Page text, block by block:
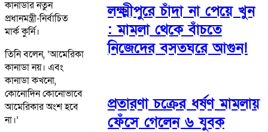
কানাডার নতুন
প্রধানমন্ত্রী-নির্বাচিত
মার্ক কুর্নি।
তিনি বলেন, ‘আমেরিকা
কানাডা নয়। এবং
কানাডা কখনো,
কোনোদিন কোনোভাবে
আমেরিকার অংশ হবে
না।’
লক্ষ্মীপুরে চাঁদা না পেয়ে খুন
: মামলা থেকে বাঁচতে
নিজেদের বসতঘরে আগুন!
প্রতারণা চক্রের ধর্ষণ মামলায়
ফেঁসে গেলেন ৬ যুবক